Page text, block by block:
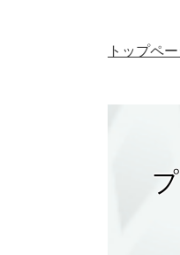
トップペ